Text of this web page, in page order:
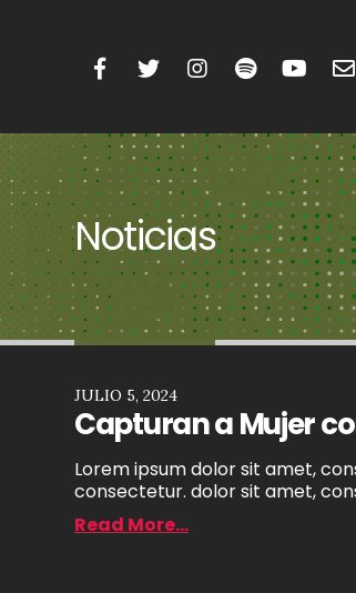
Noticias
Capturan a Mujer
Lorem ipsum dolor sit amet,
consectetur. dolor sit amet,
JULIO 5, 2024
Read More...